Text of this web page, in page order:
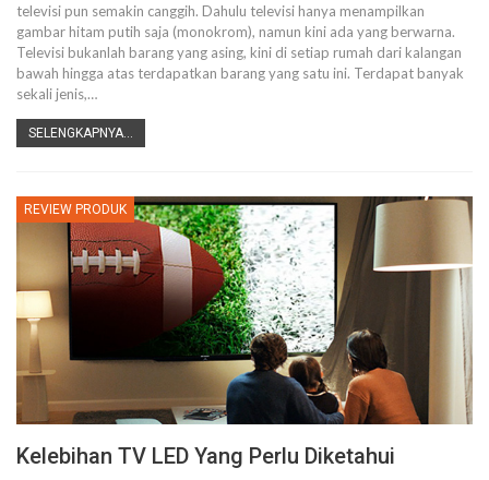
televisi pun semakin canggih. Dahulu televisi hanya menampilkan
gambar hitam putih saja (monokrom), namun kini ada yang berwarna.
Televisi bukanlah barang yang asing, kini di setiap rumah dari kalangan
bawah hingga atas terdapatkan barang yang satu ini. Terdapat banyak
sekali jenis,…
SELENGKAPNYA...
REVIEW PRODUK
Kelebihan TV LED Yang Perlu Diketahui